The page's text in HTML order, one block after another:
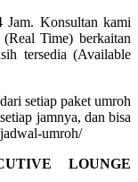
Jam. Konsultan kami
Time) berkaitan
tersedia (Available
setiap paket umroh
jamnya, dan bisa
umroh/
LOUNGE